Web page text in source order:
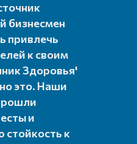
бизнесмен
привлечь
к своим
Здоровья'
это. Наши
и
стойкость к